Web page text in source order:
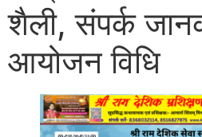
शैली, संपर्क
आयोजन विधि